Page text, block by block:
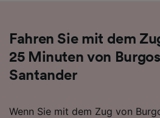
Fahren Sie mit dem
25 Minuten von
Santander
Wenn Sie mit dem Zug von
Angeboten.
Liste der Partner